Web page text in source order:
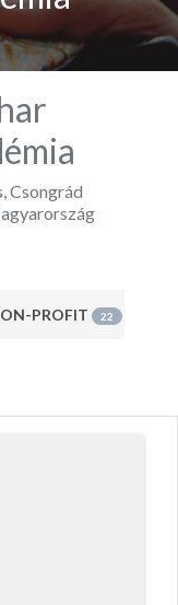
,Csongrád
PROFIT 22